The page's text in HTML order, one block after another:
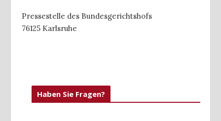
Pressestelle des Bundesgerichtshofs
76125 Karlsruhe
Haben Sie Fragen?